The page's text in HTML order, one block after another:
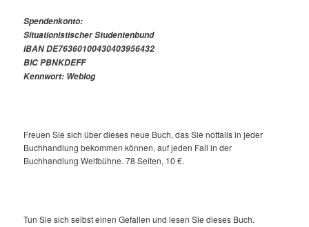
h
e
n
Spendenkonto:
Situationistischer Studentenbund
IBAN DE76360100430403956432
BIC PBNKDEFF
Kennwort: Weblog
Freuen Sie sich über dieses neue Buch, das Sie notfalls in jeder
Buchhandlung bekommen können, auf jeden Fall in der
Buchhandlung Weltbühne. 78 Seiten, 10 €.
Tun Sie sich selbst einen Gefallen und lesen Sie dieses Buch.